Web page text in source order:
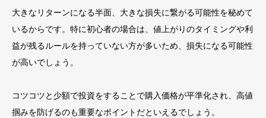
大きなリターンになる半面、大きな損失に繋がる可能性を秘めて
いるからです。特に初心者の場合は、値上がりのタイミングや利
益が残るルールを持っていない方が多いため、損失になる可能性
が高いでしょう。
コツコツと少額で投資をすることで購入価格が平準化され、高値
掴みを防げるのも重要なポイントだといえるでしょう。